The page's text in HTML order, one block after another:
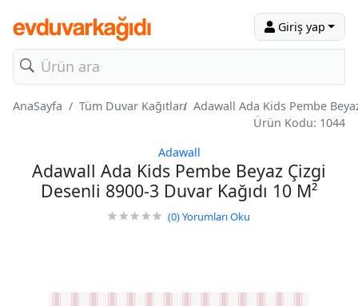
Giriş yap
AnaSayfa Tüm Duvar Kağıtları Adawall Ada Kids Pembe
Ürün Kodu: 1044
Adawall
Adawall Ada Kids Pembe Beyaz Çizgi
Desenli 8900-3 Duvar Kağıdı 10 M²
(0)Yorumları Oku